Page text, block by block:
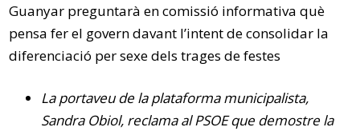
Guanyar preguntarà en comissió informativa què
pensa fer el govern davant l’intent de consolidar la
diferenciació per sexe dels trages de festes
La portaveu de la plataforma municipalista,
Sandra Obiol, reclama al PSOE que demostre la